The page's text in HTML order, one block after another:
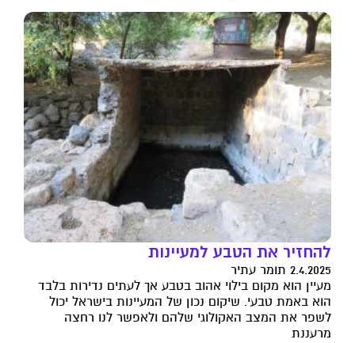
להחזיר את הטבע למעיינות
2.4.2025 תומר עתיר
מעיין הוא מקום בילוי אהוב בטבע אך לעתים נדירות בלבד
הוא באמת טבעי. שיקום נכון של המעיינות בישראל יכול
לשפר את המצב האקולוגי שלהם ולאפשר לנו רחצה
מרעננת